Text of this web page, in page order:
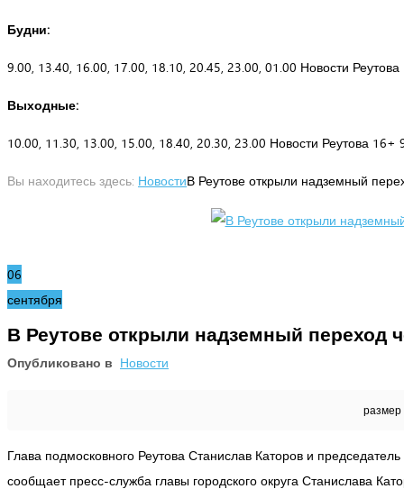
Будни:
9.00, 13.40, 16.00, 17.00, 18.10, 20.45, 23.00, 01.00 Новости
Выходные:
10.00, 11.30, 13.00, 15.00, 18.40, 20.30, 23.00 Новости Реутова
Вы находитесь здесь: НовостиВ Реутове открыли надземный
06
сентября
В Реутове открыли надземный переход
Опубликовано в Новости
Глава подмосковного Реутова Станислав Каторов и
сообщает пресс-служба главы городского округа Станислава